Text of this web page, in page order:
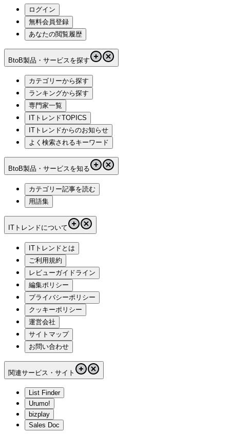
ログイン
無料会員登録
あなたの閲覧履歴
BtoB製品・サービスを探す
カテゴリーから探す
ランキングから探す
専門家一覧
ITトレンドTOPICS
ITトレンドからのお知らせ
よく検索されるキーワード
BtoB製品・サービスを知る
カテゴリー記事を読む
用語集
ITトレンドについて
ITトレンドとは
ご利用規約
レビューガイドライン
編集ポリシー
プライバシーポリシー
クッキーポリシー
運営会社
サイトマップ
お問い合わせ
関連サービス・サイト
List Finder
Urumo!
bizplay
Sales Doc